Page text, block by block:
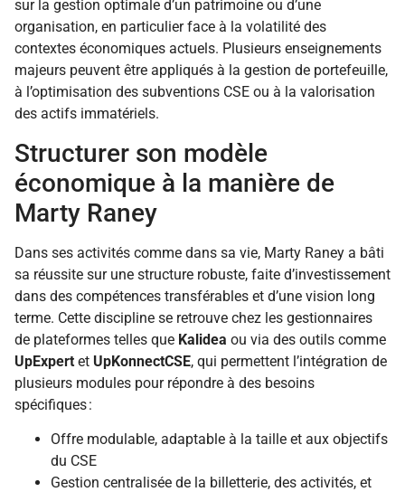
sur la gestion optimale d’un patrimoine ou d’une
organisation, en particulier face à la volatilité des
contextes économiques actuels. Plusieurs enseignements
majeurs peuvent être appliqués à la gestion de portefeuille,
à l’optimisation des subventions CSE ou à la valorisation
des actifs immatériels.
Structurer son modèle
économique à la manière de
Marty Raney
Dans ses activités comme dans sa vie, Marty Raney a bâti
sa réussite sur une structure robuste, faite d’investissement
dans des compétences transférables et d’une vision long
terme. Cette discipline se retrouve chez les gestionnaires
de plateformes telles que Kalidea ou via des outils comme
UpExpert et UpKonnectCSE, qui permettent l’intégration de
plusieurs modules pour répondre à des besoins
spécifiques :
Offre modulable, adaptable à la taille et aux objectifs
du CSE
Gestion centralisée de la billetterie, des activités, et